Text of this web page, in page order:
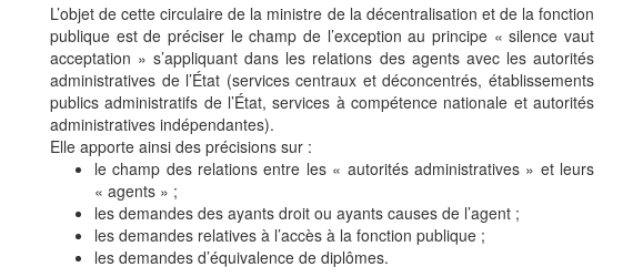
L’objet de cette circulaire de la ministre de la décentralisation et de la fonction
publique est de préciser le champ de l’exception au principe « silence vaut
acceptation » s’appliquant dans les relations des agents avec les autorités
administratives de l’État (services centraux et déconcentrés, établissements
publics administratifs de l’État, services à compétence nationale et autorités
administratives indépendantes).
Elle apporte ainsi des précisions sur :
le champ des relations entre les « autorités administratives » et leurs
« agents » ;
les demandes des ayants droit ou ayants causes de l’agent ;
les demandes relatives à l’accès à la fonction publique ;
les demandes d’équivalence de diplômes.